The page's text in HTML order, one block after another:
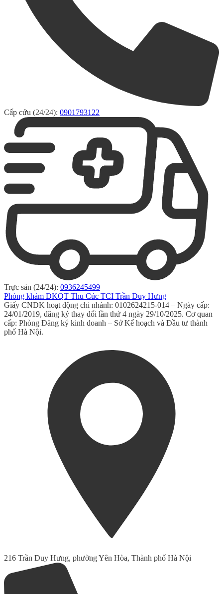
Cấp cứu (24/24): 0901793122
Trực sản (24/24): 0936245499
Phòng khám ĐKQT Thu Cúc TCI Trần Duy Hưng
Giấy CNĐK hoạt động chi nhánh: 0102624215-014 – Ngày cấp:
24/01/2019, đăng ký thay đổi lần thứ 4 ngày 29/10/2025. Cơ quan
cấp: Phòng Đăng ký kinh doanh – Sở Kế hoạch và Đầu tư thành
phố Hà Nội.
216 Trần Duy Hưng, phường Yên Hòa, Thành phố Hà Nội